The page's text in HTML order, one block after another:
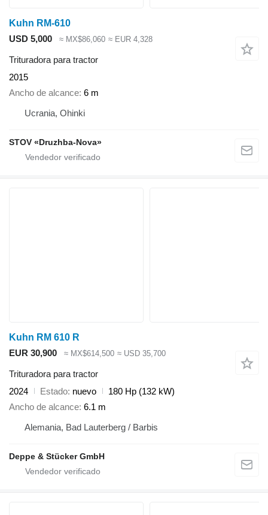
Kuhn RM-610
USD 5,000
≈ MX$86,060 ≈ EUR 4,328
Trituradora para tractor
2015
Ancho de alcance 6 m
Ucrania, Ohinki
STOV «Druzhba-Nova»
Kuhn RM 610 R
EUR 30,900
≈ MX$614,500 ≈ USD 35,700
Trituradora para tractor
2024
Estado nuevo
180 Hp (132 kW)
Ancho de alcance 6.1 m
Alemania, Bad Lauterberg / Barbis
Deppe & Stücker GmbH